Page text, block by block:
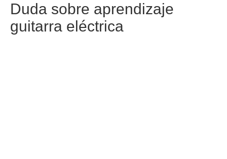
Duda sobre aprendizaje
guitarra eléctrica